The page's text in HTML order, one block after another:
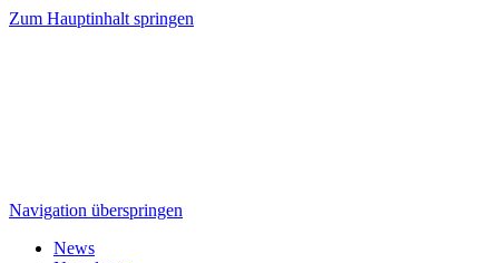
Zum Hauptinhalt springen
Navigation überspringen
News